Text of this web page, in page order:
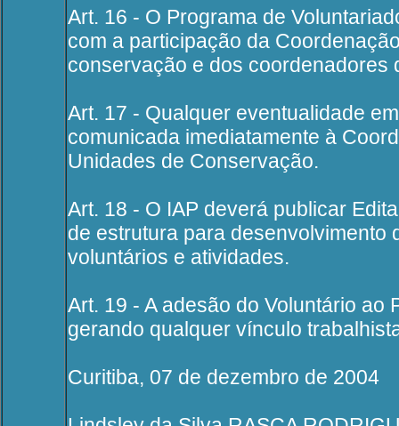
Art. 16 - O Programa de
com a participação da
conservação e dos coordenadores
Art. 17 - Qualquer eventualidade
comunicada imediatamente à
Unidades de Conservação.
Art. 18 - O IAP deverá publicar
de estrutura para desenvolvimento
voluntários e atividades.
Art. 19 - A adesão do Voluntário
gerando qualquer vínculo
Curitiba, 07 de dezembro de 2004